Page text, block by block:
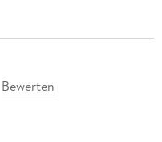
Bewerten